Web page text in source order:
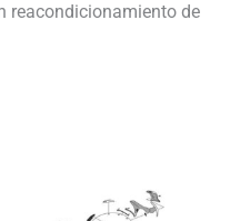
reacondicionamiento de